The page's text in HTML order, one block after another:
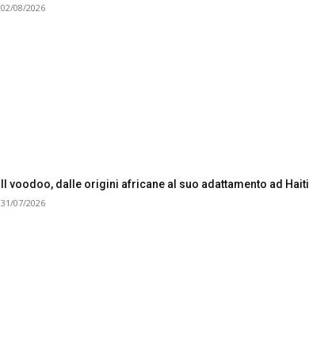
02/08/2026
Il voodoo, dalle origini africane al suo adattamento ad Haiti
31/07/2026